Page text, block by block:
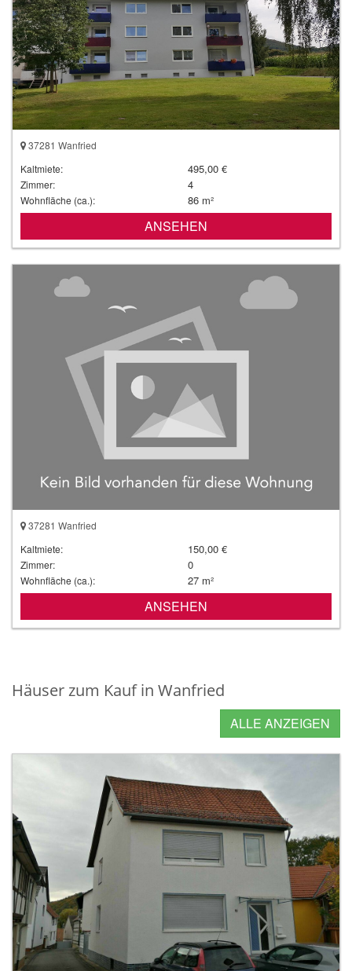
37281 Wanfried
Kaltmiete:
495,00 €
Zimmer: 4
Wohnfläche (ca.): 86 m²
ANSEHEN
37281 Wanfried
Kaltmiete:
150,00 €
Zimmer: 0
Wohnfläche (ca.): 27 m²
ANSEHEN
Häuser zum Kauf in Wanfried
ALLE ANZEIGEN